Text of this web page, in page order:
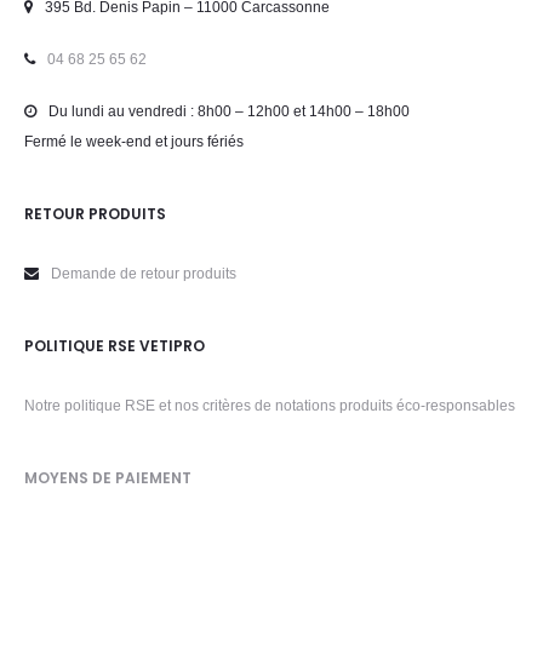
395 Bd. Denis Papin – 11000 Carcassonne
04 68 25 65 62
Du lundi au vendredi : 8h00 – 12h00 et 14h00 – 18h00
Fermé le week-end et jours fériés
RETOUR PRODUITS
Demande de retour produits
POLITIQUE RSE VETIPRO
Notre politique RSE et nos critères de notations produits éco-responsables
MOYENS DE PAIEMENT